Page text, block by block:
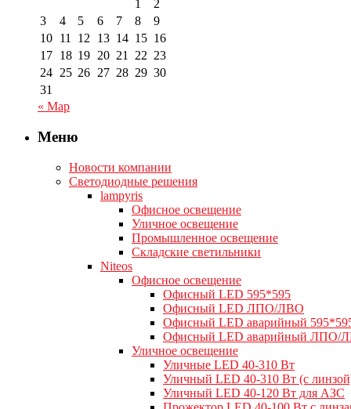
1
2
3
4 5 6 7 8
9
10 11 12 13 14 15 16
17 18 19 20 21 22 23
24 25 26 27 28 29 30
31
« Мар
Меню
Новости компании
Светодиодные решения
lampyris
Офисное освещение
Уличное освещение
Промышленное освещение
Складские светильники
Niteos
Офисное освещение
Офисный LED 595*595
Офисный LED ЛПО/ЛВО
Офисный LED аварийный
Офисный LED аварийный ЛПО/
Уличное освещение
Уличные LED 40-310 Вт
Уличный LED 40-310 Вт (с
Уличный LED 40-120 Вт для АЗС